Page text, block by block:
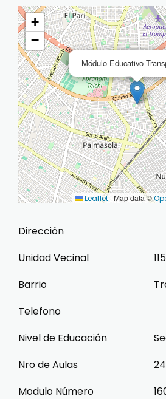
Módulo Educativo
+
−
Leaflet | Map data ©
Dirección
Unidad Vecinal
115
Barrio
Telefono
Nivel de Educación
Nro de Aulas
24
Modulo Número